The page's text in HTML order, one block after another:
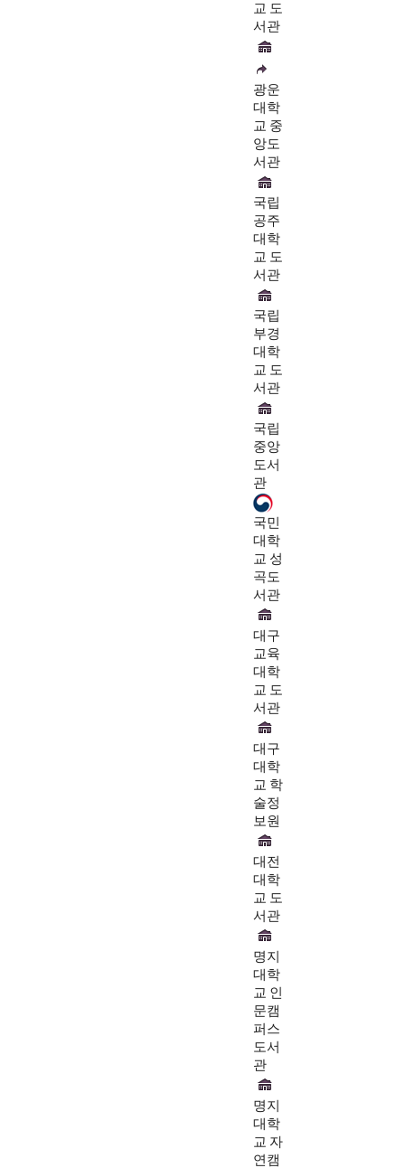
교 도
서관
광운
대학
교 중
앙도
서관
국립
공주
대학
교 도
서관
국립
부경
대학
교 도
서관
국립
중앙
도서
관
국민
대학
교 성
곡도
서관
대구
교육
대학
교 도
서관
대구
대학
교 학
술정
보원
대전
대학
교 도
서관
명지
대학
교 인
문캠
퍼스
도서
관
명지
대학
교 자
연캠